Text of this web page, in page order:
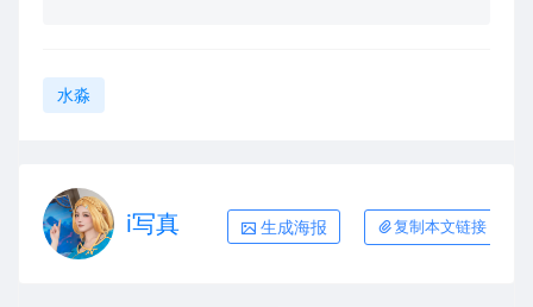
水淼
i写真 生成海报 复制本文链接